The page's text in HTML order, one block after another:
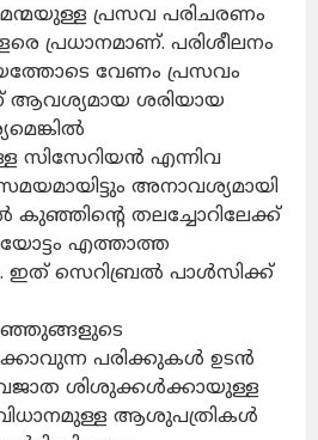
പ്രസവ പരിചരണം
പ്രധാനമാണ്. പരിശീലനം
വേണം പ്രസവം
ആവശ്യമായ ശരിയായ
സിസേറിയൻ എന്നിവ
അനാവശ്യമായി
കുഞ്ഞിന്റെ തലച്ചോറിലേക്ക്
എത്താത്ത
സെറിബ്രൽ പാൾസിക്ക്
പരിക്കുകൾ ഉടൻ
ശിശുക്കൾക്കായുള്ള
ആശുപത്രികൾ